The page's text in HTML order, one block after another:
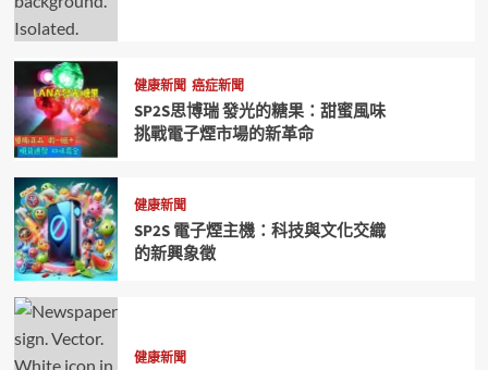
健康新聞 癌症新聞
SP2S思博瑞 發光的糖果：甜蜜風味
挑戰電子煙市場的新革命
健康新聞
SP2S 電子煙主機：科技與文化交織
的新興象徵
健康新聞